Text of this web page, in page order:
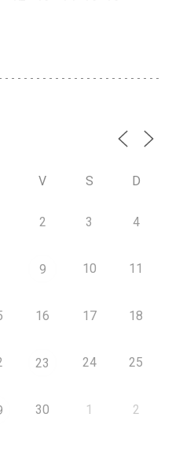
V S D
2 3 4
9 10 11
16 17 18
23 24 25
30 1 2